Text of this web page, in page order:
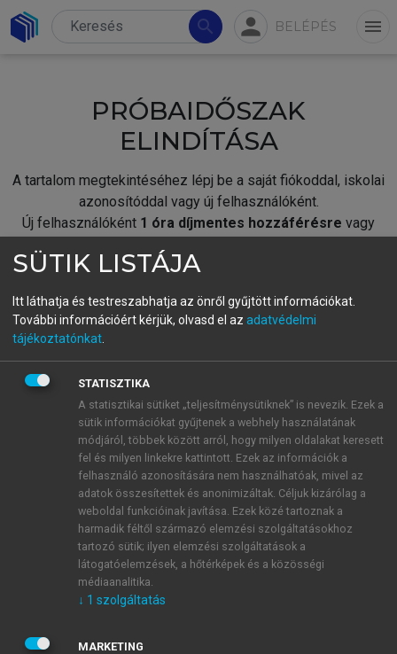
search person BELÉPÉS menu
PRÓBAIDŐSZAK
ELINDÍTÁSA
A tartalom megtekintéséhez lépj be a saját fiókoddal, iskolai
azonosítóddal vagy új felhasználóként.
Új felhasználóként 1 óra díjmentes hozzáférésre vagy
fiókoddal,vagy hozz létre új fiókot.
A regisztráció után apróbaidőszakautomatikusan
BELÉPÉS SAJÁT FIÓKKAL
ÚJ FIÓK LÉTREHOZÁSA
1 óra díjmentes hozzáférés
E-MAIL-CÍM
JELSZÓ
SÜTIK LISTÁJA
Itt láthatja és testreszabhatja az önről gyűjtött információkat.
További információért kérjük, olvasd el az adatvédelmi
tájékoztatónkat
STATISZTIKA
A statisztikai sütiket „teljesítménysütiknek” is nevezik. Ezek a
sütik információkat gyűjtenek a webhely használatának
módjáról, többek között arról, hogy milyen oldalakat keresett
fel és milyen linkekre kattintott. Ezek az információk a
felhasználó azonosítására nem használhatóak, mivel az
adatok összesítettek és anonimizáltak. Céljuk kizárólag a
weboldal funkcióinak javítása. Ezek közé tartoznak a
harmadik féltől származó elemzési szolgáltatásokhoz
tartozó sütik; ilyen elemzési szolgáltatások a
látogatóelemzések, a hőtérképek és a közösségi
médiaanalitika.
↓ 1 szolgáltatás
MARKETING